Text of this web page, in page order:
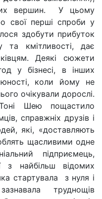
вершин. У цьому
свої перші спроби у
здобути прибуток
та кмітливості, дає
Деякі сюжети
у бізнесі, в інших
юності, коли йому не
очікували дорослі.
Шею пощастило
справжніх друзів і
які, «доставляють
щасливими одне
підприємець,
з найбільш відомих
стартувала з нуля і
труднощів